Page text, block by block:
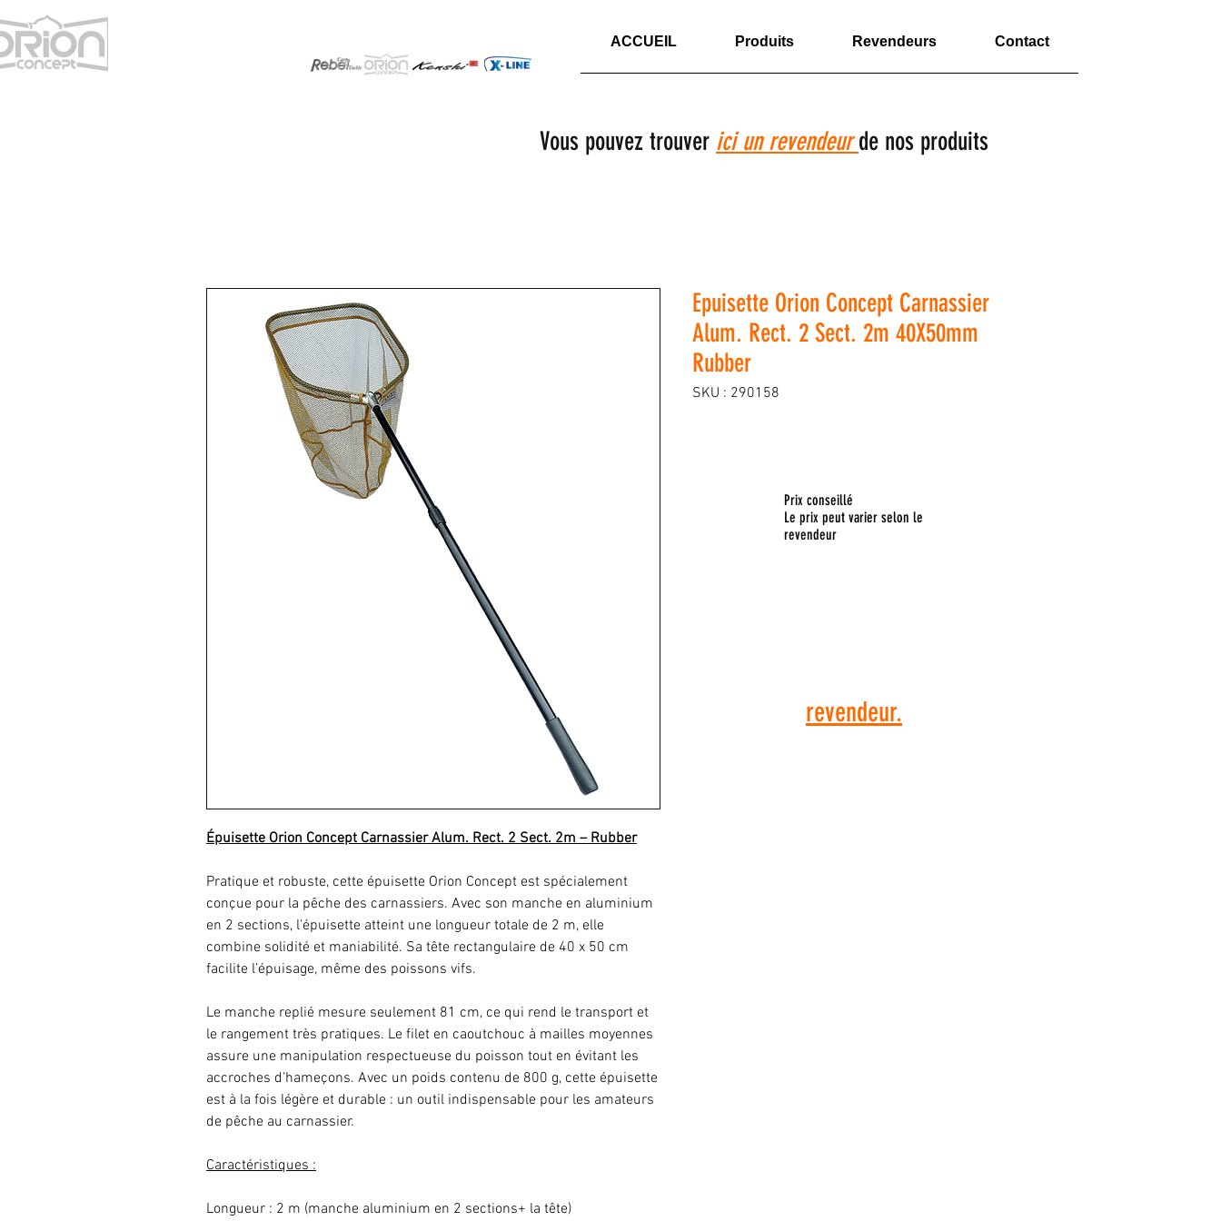
ACCUEIL Produits Revendeurs Contact
Vous pouvez trouver ici un revendeurde nos produits
Épuisette Orion Concept Carnassier Alum. Rect. 2 Sect. 2m – Rubber
Pratique et robuste, cette épuisette Orion Concept est spécialement
conçue pour la pêche des carnassiers. Avec son manche en aluminium
en 2 sections, l'épuisette atteint une longueur totale de 2 m, elle
combine solidité et maniabilité. Sa tête rectangulaire de 40 x 50 cm
facilite l’épuisage, même des poissons vifs.
Le manche replié mesure seulement 81 cm, ce qui rend le transport et
le rangement très pratiques. Le filet en caoutchouc à mailles moyennes
assure une manipulation respectueuse du poisson tout en évitant les
accroches d’hameçons. Avec un poids contenu de 800 g, cette épuisette
est à la fois légère et durable : un outil indispensable pour les amateurs
de pêche au carnassier.
Caractéristiques :
Longueur : 2 m (manche aluminium en 2 sections+ la tête)
Epuisette Orion Concept Carnassier
Alum. Rect. 2 Sect. 2m 40X50mm
Rubber
SKU : 290158
Prix conseillé
Le prix peut varier selon le
revendeur
revendeur.